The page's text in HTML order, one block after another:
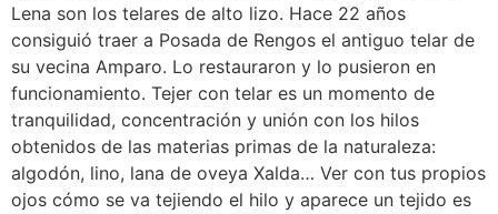
Lena son los telares de alto lizo. Hace 22 años
consiguió traer a Posada de Rengos el antiguo telar de
su vecina Amparo. Lo restauraron y lo pusieron en
funcionamiento. Tejer con telar es un momento de
tranquilidad, concentración y unión con los hilos
obtenidos de las materias primas de la naturaleza:
algodón, lino, lana de oveya Xalda… Ver con tus propios
ojos cómo se va tejiendo el hilo y aparece un tejido es